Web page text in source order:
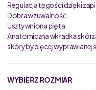
Regulacja tęgości dzięki
Dobra wzuwalność
Usztywniona pięta
Anatomiczna wkładka
skóry bydlęcej wyprawianej
WYBIERZ ROZMIAR